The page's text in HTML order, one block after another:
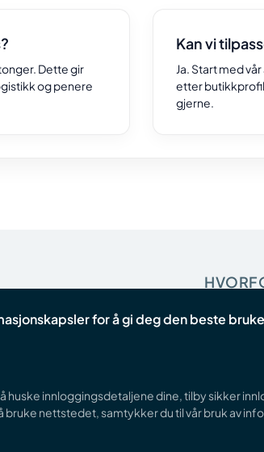
Dette gir
og penere
Kan vi
Ja. Start med
etter
gjerne.
for å gi deg den beste
huske innloggingsdetaljene dine, tilby sikker
nettstedet, samtykker du til vår bruk av